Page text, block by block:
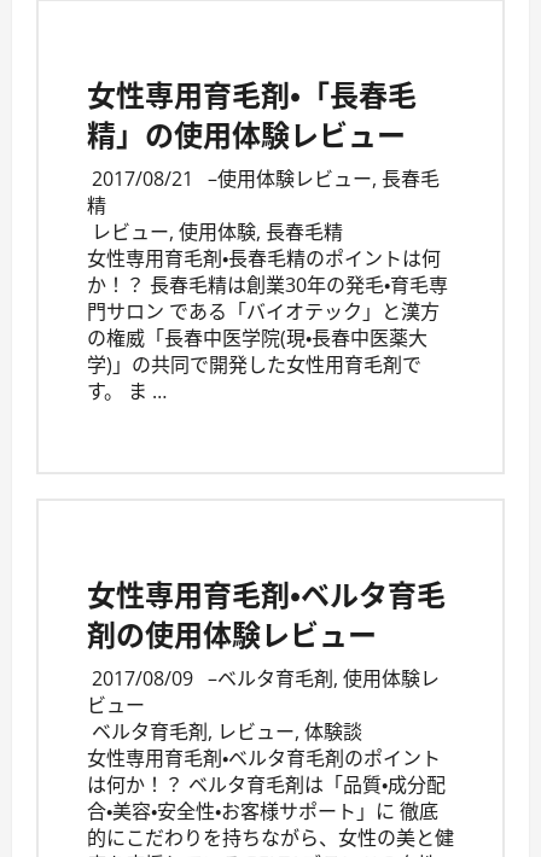
女性専用育毛剤・「長春毛
精」の使用体験レビュー
2017/08/21 –使用体験レビュー, 長春毛
精
レビュー, 使用体験, 長春毛精
女性専用育毛剤・長春毛精のポイントは何
か！？ 長春毛精は創業30年の発毛・育毛専
門サロン である「バイオテック」と漢方
の権威「長春中医学院(現・長春中医薬大
学)」の共同で開発した女性用育毛剤で
す。 ま …
女性専用育毛剤・ベルタ育毛
剤の使用体験レビュー
2017/08/09 –ベルタ育毛剤, 使用体験レ
ビュー
ベルタ育毛剤, レビュー, 体験談
女性専用育毛剤・ベルタ育毛剤のポイント
は何か！？ ベルタ育毛剤は「品質・成分配
合・美容・安全性・お客様サポート」に 徹底
的にこだわりを持ちながら、女性の美と健